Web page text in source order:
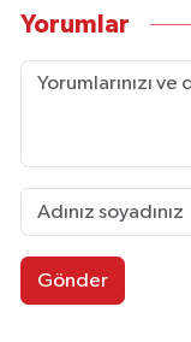
Yorumlar
Gönder